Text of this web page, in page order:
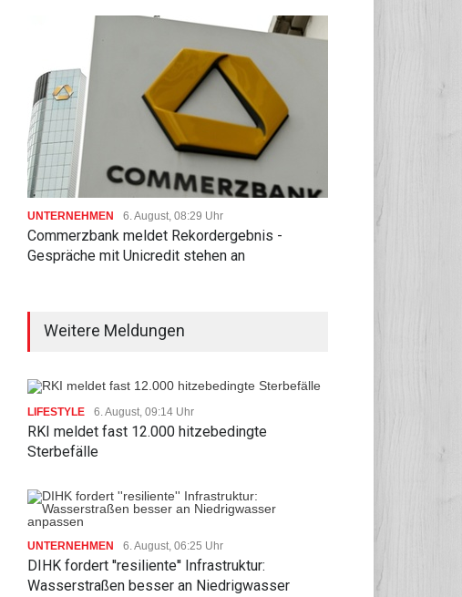
UNTERNEHMEN 6. August, 08:29 Uhr
Commerzbank meldet Rekordergebnis -
Gespräche mit Unicredit stehen an
Weitere Meldungen
LIFESTYLE 6. August, 09:14 Uhr
RKI meldet fast 12.000 hitzebedingte
Sterbefälle
UNTERNEHMEN 6. August, 06:25 Uhr
DIHK fordert ''resiliente'' Infrastruktur:
Wasserstraßen besser an Niedrigwasser